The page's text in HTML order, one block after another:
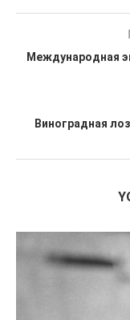
Международная
Виноградная